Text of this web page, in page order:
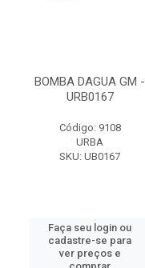
BOMBA DAGUA GM -
URB0167
Código: 9108
URBA
SKU: UB0167
Faça seu login ou
cadastre-se para
ver preços e